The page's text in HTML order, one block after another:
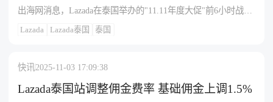
出海网消息，Lazada在泰国举办的"11.11年度大促"前6小时战绩
亮眼，LazMall销售额较平时飙升55倍以上，反映出泰国消费者
对年底购物盛事的高度期待。手机、电器和小工具成为热门品
2500万美元）推出多重优惠，包括最高10000泰铢的LazMall折扣
券、旧机以旧换新及0%利息分期付款，有效降低了高价产品的
购买门槛。消费趋势呈现多元化特点：美容保健类快速消费品
Lazada Lazada泰国 泰国
快讯 2025-11-03 17:09:38
Lazada泰国站调整佣金费率 基础佣金上调1.5%